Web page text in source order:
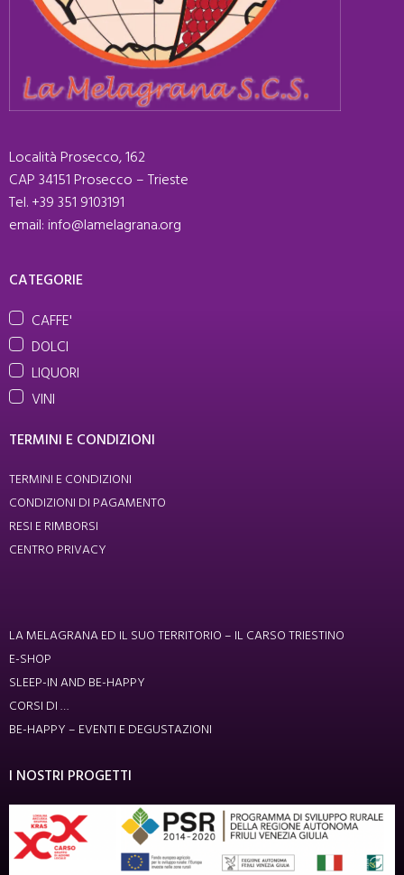
Località Prosecco, 162
CAP 34151 Prosecco – Trieste
Tel. +39 351 9103191
email: info@lamelagrana.org
CATEGORIE
CAFFE'
DOLCI
LIQUORI
VINI
TERMINI E CONDIZIONI
TERMINI E CONDIZIONI
CONDIZIONI DI PAGAMENTO
RESI E RIMBORSI
CENTRO PRIVACY
LA MELAGRANA ED IL SUO TERRITORIO – IL CARSO TRIESTINO
E-SHOP
SLEEP-IN AND BE-HAPPY
CORSI DI …
BE-HAPPY – EVENTI E DEGUSTAZIONI
I NOSTRI PROGETTI